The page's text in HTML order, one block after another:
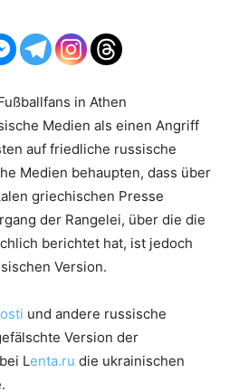
in Athen
Medien als einen Angriff
auf friedliche russische
Medien behaupten, dass über
griechischen Presse
der Rangelei, über die die
berichtet hat, ist jedoch
Version.
und andere russische
Version der
Lenta.ru die ukrainischen